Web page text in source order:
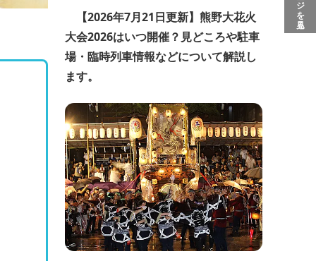
【2026年7月21日更新】熊野大花火
大会2026はいつ開催？見どころや駐車
場・臨時列車情報などについて解説し
ます。